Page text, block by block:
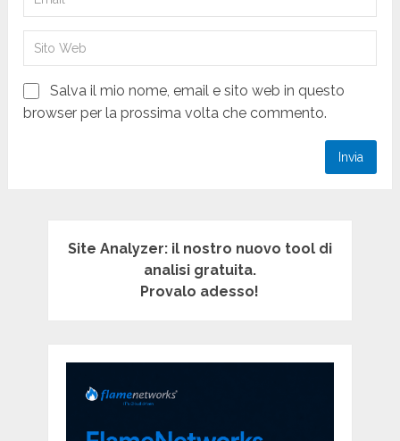
Salva il mio nome, email e sito web in questo
browser per la prossima volta che commento.
Site Analyzer: il nostro nuovo tool di
analisi gratuita.
Provalo adesso!